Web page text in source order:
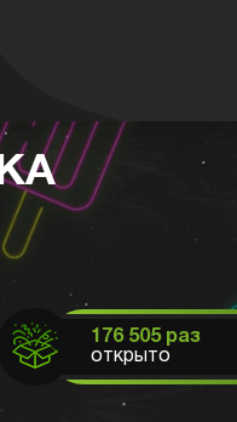
176 505 раз
открыто